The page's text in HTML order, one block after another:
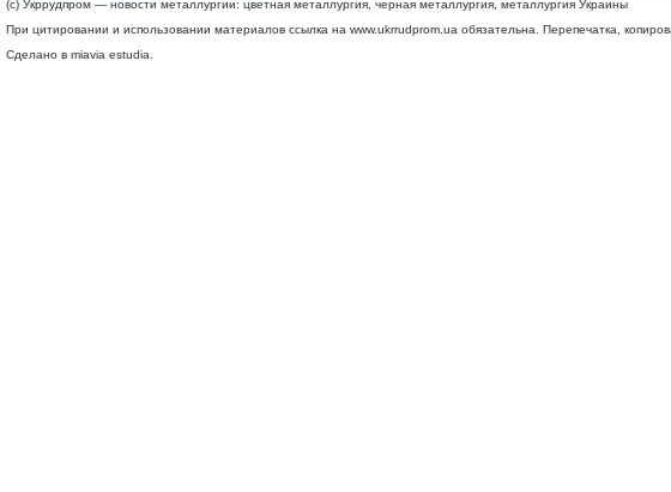
(c) Укррудпром — новости металлургии: цветная металлургия, черная металлургия, металлургия Украины
При цитировании и использовании материалов ссылка на www.ukrrudprom.ua обязательна. Перепечатка,
Сделано в miavia estudia.